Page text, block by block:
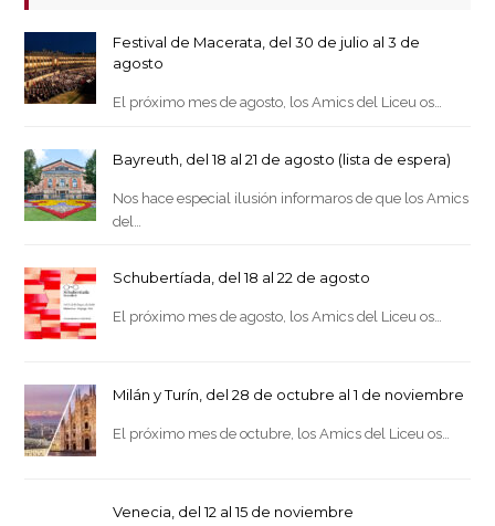
Festival de Macerata, del 30 de julio al 3 de
agosto
El próximo mes de agosto, los Amics del Liceu os…
Bayreuth, del 18 al 21 de agosto (lista de espera)
Nos hace especial ilusión informaros de que los Amics
del…
Schubertíada, del 18 al 22 de agosto
El próximo mes de agosto, los Amics del Liceu os…
Milán y Turín, del 28 de octubre al 1 de noviembre
El próximo mes de octubre, los Amics del Liceu os…
Venecia, del 12 al 15 de noviembre